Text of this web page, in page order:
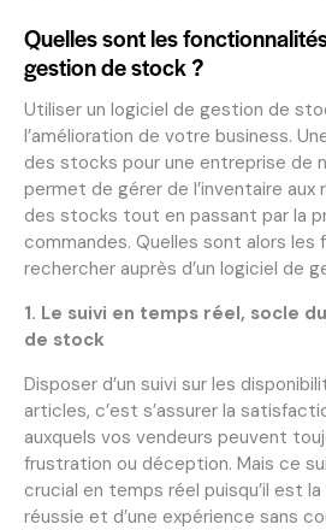
Quelles sont les
gestion de stock ?
Utiliser un logiciel de gestion de
l’amélioration de votre business.
des stocks pour une entreprise de
permet de gérer de l’inventaire aux
des stocks tout en passant par la
commandes. Quelles sont alors les
rechercher auprès d’un logiciel de
1. Le suivi en temps réel, socle
de stock
Disposer d’un suivi sur les
articles, c’est s’assurer la
auxquels vos vendeurs peuvent
frustration ou déception. Mais ce
crucial en temps réel puisqu’il est
réussie et d’une expérience sans